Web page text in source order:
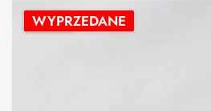
-44%
WYPRZEDANE